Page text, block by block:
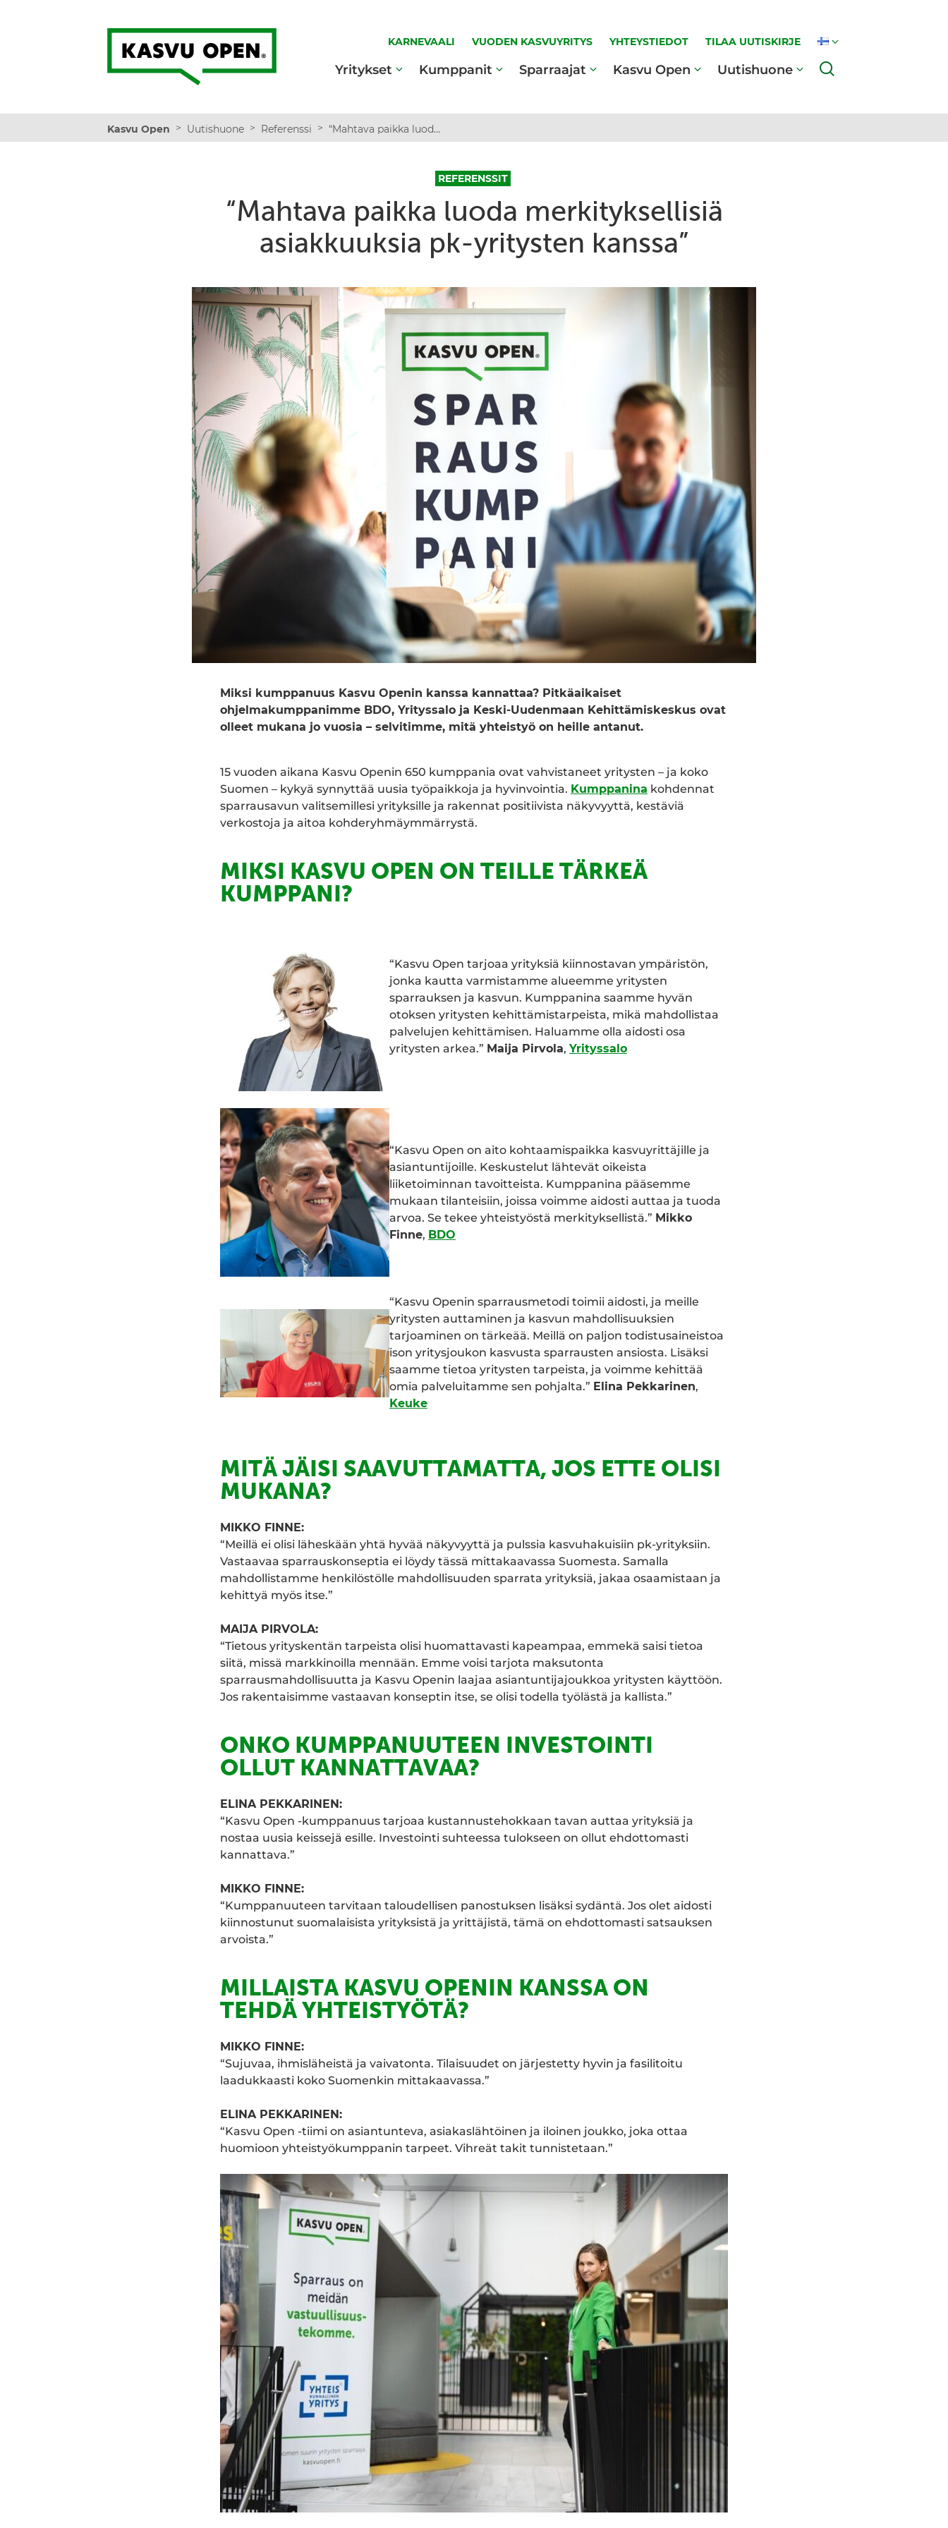
Kasvu Open
KARNEVAALI VUODEN KASVUYRITYS YHTEYSTIEDOT TILAA UUTISKIRJE
Yritykset Kumppanit Sparraajat Kasvu Open Uutishuone
Kasvu Open > Uutishuone > Referenssi > “Mahtava paikka luoda merkityksellisiä asiakkuuksia pk-yritysten kanssa”
REFERENSSIT
“Mahtava paikka luoda merkityksellisiä
asiakkuuksia pk-yritysten kanssa”
Miksi kumppanuus Kasvu Openin kanssa kannattaa? Pitkäaikaiset
ohjelmakumppanimme BDO, Yrityssalo ja Keski-Uudenmaan Kehittämiskeskus ovat
olleet mukana jo vuosia – selvitimme, mitä yhteistyö on heille antanut.
15 vuoden aikana Kasvu Openin 650 kumppania ovat vahvistaneet yritysten – ja koko
Suomen – kykyä synnyttää uusia työpaikkoja ja hyvinvointia. Kumppanina kohdennat
sparrausavun valitsemillesi yrityksille ja rakennat positiivista näkyvyyttä, kestäviä
verkostoja ja aitoa kohderyhmäymmärrystä.
MIKSI KASVU OPEN ON TEILLE TÄRKEÄ
KUMPPANI?
“Kasvu Open tarjoaa yrityksiä kiinnostavan ympäristön,
jonka kautta varmistamme alueemme yritysten
sparrauksen ja kasvun. Kumppanina saamme hyvän
otoksen yritysten kehittämistarpeista, mikä mahdollistaa
palvelujen kehittämisen. Haluamme olla aidosti osa
yritysten arkea.” Maija Pirvola, Yrityssalo
“Kasvu Open on aito kohtaamispaikka kasvuyrittäjille ja
asiantuntijoille. Keskustelut lähtevät oikeista
liiketoiminnan tavoitteista. Kumppanina pääsemme
mukaan tilanteisiin, joissa voimme aidosti auttaa ja tuoda
arvoa. Se tekee yhteistyöstä merkityksellistä.” Mikko
Finne, BDO
“Kasvu Openin sparrausmetodi toimii aidosti, ja meille
yritysten auttaminen ja kasvun mahdollisuuksien
tarjoaminen on tärkeää. Meillä on paljon todistusaineistoa
ison yritysjoukon kasvusta sparrausten ansiosta. Lisäksi
saamme tietoa yritysten tarpeista, ja voimme kehittää
omia palveluitamme sen pohjalta.” Elina Pekkarinen,
Keuke
MITÄ JÄISI SAAVUTTAMATTA, JOS ETTE OLISI
MUKANA?
MIKKO FINNE:
“Meillä ei olisi läheskään yhtä hyvää näkyvyyttä ja pulssia kasvuhakuisiin pk-yrityksiin.
Vastaavaa sparrauskonseptia ei löydy tässä mittakaavassa Suomesta. Samalla
mahdollistamme henkilöstölle mahdollisuuden sparrata yrityksiä, jakaa osaamistaan ja
kehittyä myös itse.”
MAIJA PIRVOLA:
“Tietous yrityskentän tarpeista olisi huomattavasti kapeampaa, emmekä saisi tietoa
siitä, missä markkinoilla mennään. Emme voisi tarjota maksutonta
sparrausmahdollisuutta ja Kasvu Openin laajaa asiantuntijajoukkoa yritysten käyttöön.
Jos rakentaisimme vastaavan konseptin itse, se olisi todella työlästä ja kallista.”
ONKO KUMPPANUUTEEN INVESTOINTI
OLLUT KANNATTAVAA?
ELINA PEKKARINEN:
“Kasvu Open -kumppanuus tarjoaa kustannustehokkaan tavan auttaa yrityksiä ja
nostaa uusia keissejä esille. Investointi suhteessa tulokseen on ollut ehdottomasti
kannattava.”
MIKKO FINNE:
“Kumppanuuteen tarvitaan taloudellisen panostuksen lisäksi sydäntä. Jos olet aidosti
kiinnostunut suomalaisista yrityksistä ja yrittäjistä, tämä on ehdottomasti satsauksen
arvoista.”
MILLAISTA KASVU OPENIN KANSSA ON
TEHDÄ YHTEISTYÖTÄ?
MIKKO FINNE:
“Sujuvaa, ihmisläheistä ja vaivatonta. Tilaisuudet on järjestetty hyvin ja fasilitoitu
laadukkaasti koko Suomenkin mittakaavassa.”
ELINA PEKKARINEN:
“Kasvu Open -tiimi on asiantunteva, asiakaslähtöinen ja iloinen joukko, joka ottaa
huomioon yhteistyökumppanin tarpeet. Vihreät takit tunnistetaan.”